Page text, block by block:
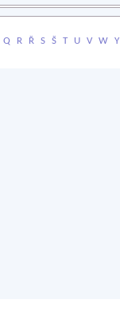
Q R Ř S Š T U V W Y